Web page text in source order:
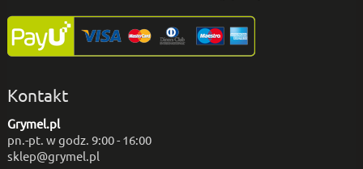
Kontakt
Grymel.pl
pn.-pt. w godz. 9:00 - 16:00
sklep@grymel.pl